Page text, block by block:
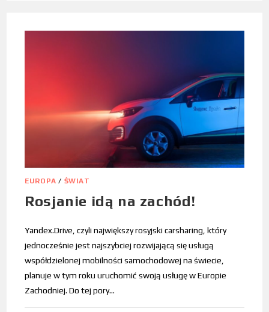
EUROPA / ŚWIAT
Rosjanie idą na zachód!
Yandex.Drive, czyli największy rosyjski carsharing, który
jednocześnie jest najszybciej rozwijającą się usługą
współdzielonej mobilności samochodowej na świecie,
planuje w tym roku uruchomić swoją usługę w Europie
Zachodniej. Do tej pory…